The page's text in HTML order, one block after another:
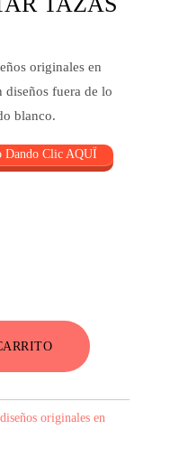
originales en
diseños fuera de lo
blanco.
Dando Clic AQUÏ
diseños originales en